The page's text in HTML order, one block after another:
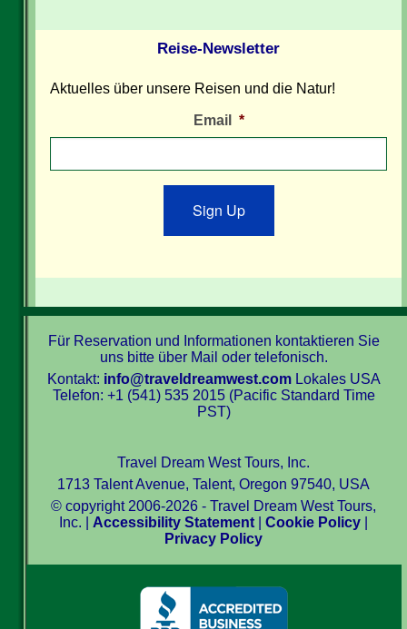
Reise-Newsletter
Aktuelles über unsere Reisen und die Natur!
Email *
Sign Up
Für Reservation und Informationen kontaktieren Sie
uns bitte über Mail oder telefonisch.
Kontakt: info@traveldreamwest.comLokales USA
Telefon: +1 (541) 535 2015 (Pacific Standard Time
PST)
Travel Dream West Tours, Inc.
1713 Talent Avenue, Talent, Oregon 97540, USA
© copyright 2006-2026 - Travel Dream West Tours,
Inc. | Accessibility Statement |Cookie Policy
Privacy Policy